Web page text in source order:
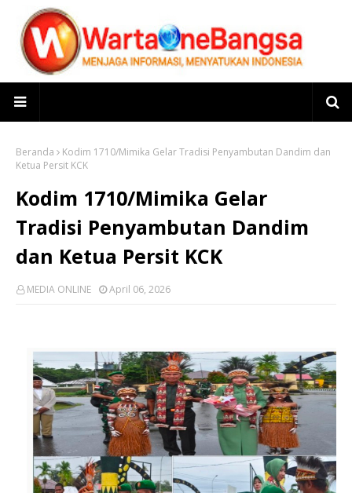
Beranda
Kodim 1710/Mimika Gelar Tradisi Penyambutan Dandim dan
Ketua Persit KCK
Kodim 1710/Mimika Gelar
Tradisi Penyambutan Dandim
dan Ketua Persit KCK
MEDIA ONLINE April 06, 2026